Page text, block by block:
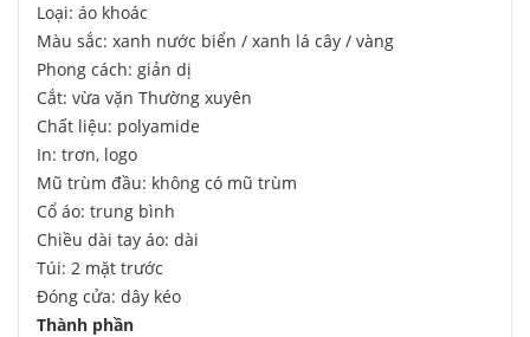
Loại: áo khoác
Màu sắc: xanh nước biển / xanh lá cây / vàng
Phong cách: giản dị
Cắt: vừa vặn Thường xuyên
Chất liệu: polyamide
In: trơn, logo
Mũ trùm đầu: không có mũ trùm
Cổ áo: trung bình
Chiều dài tay áo: dài
Túi: 2 mặt trước
Đóng cửa: dây kéo
Thành phần